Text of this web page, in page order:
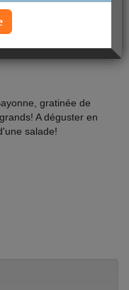
gratinée de
A déguster en
salade!